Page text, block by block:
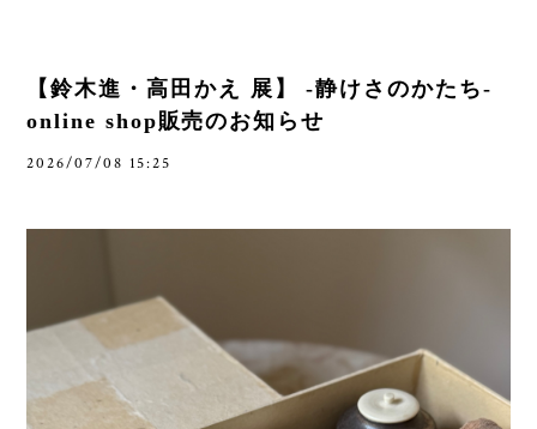
【鈴木進・高田かえ 展】 -静けさのかたち-
online shop販売のお知らせ
2026/07/08 15:25